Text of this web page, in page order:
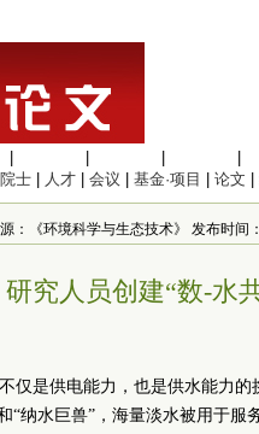
院士 人才 会议 基金·项目 论文
：《环境科学与生态技术》 发布时间
研究人员创建“数-水
仅是供电能力，也是供水能力
“纳水巨兽”，海量淡水被用于